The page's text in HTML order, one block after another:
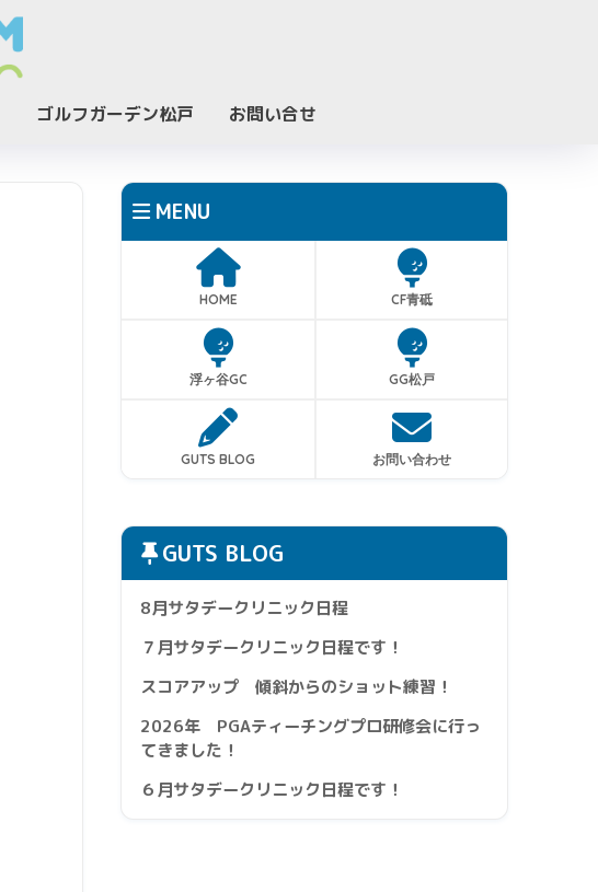
ゴルフガーデン松戸 お問い合せ
MENU
HOME CF青砥
浮ヶ谷GC GG松戸
GUTS BLOG お問い合わせ
GUTS BLOG
8月サタデークリニック日程
７月サタデークリニック日程です！
スコアアップ 傾斜からのショット練習！
2026年 PGAティーチングプロ研修会に行っ
てきました！
６月サタデークリニック日程です！